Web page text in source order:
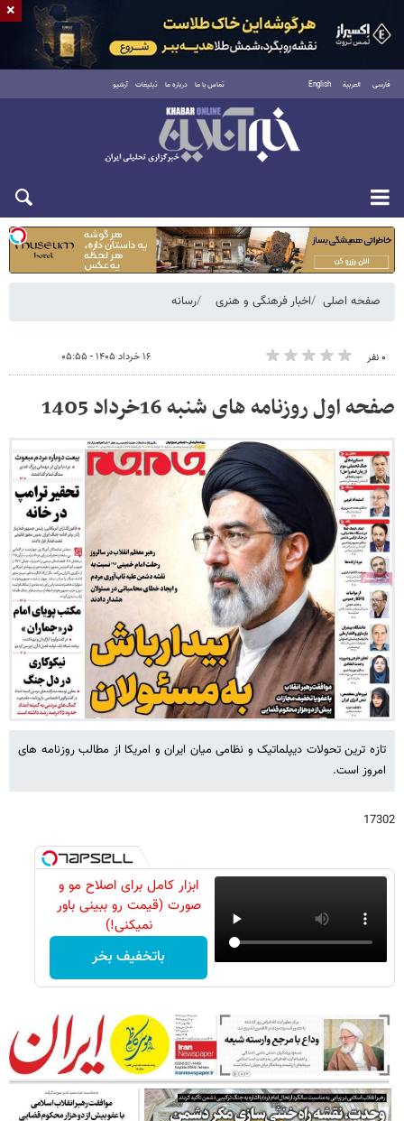
فارسی العربية English تماس با ما درباره ما تبلیغات آرشیو
یکشنبه ۱۸ مرداد ۱۴۰۵
صفحه اصلی اخبار فرهنگی و هنری رسانه
۰ نفر ۱۶ خرداد ۱۴۰۵ - ۰۵:۵۵
صفحه اول روزنامه های شنبه 16خرداد 1405
تازه ترین تحولات دیپلماتیک و نظامی میان ایران و امریکا از مطالب روزنامه های
امروز است.
17302
ابزار کامل برای اصلاح مو و
صورت (قیمت رو ببینی باور
نمیکنی!)
باتخفیف بخر
×